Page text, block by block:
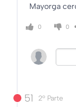
Mayorga
0 0
51 2º Parte